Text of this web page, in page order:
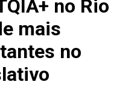
no Rio
mais
no